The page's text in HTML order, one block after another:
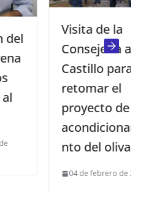
Visita de la
Consejería al
Castillo para
retomar el
proyecto de
acondicionamie
nto del olivar
04 de febrero de 2013